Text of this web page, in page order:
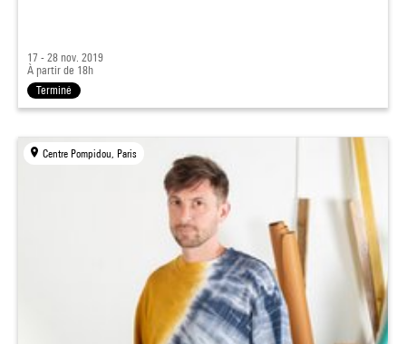
17 - 28 nov. 2019
À partir de 18h
Terminé
Centre Pompidou, Paris